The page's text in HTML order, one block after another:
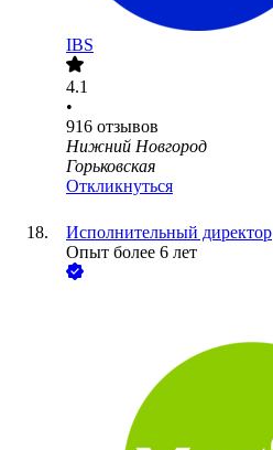
IBS
4.1
•
916 отзывов
Нижний Новгород
Горьковская
Откликнуться
Исполнительный директор
Опыт более 6 лет